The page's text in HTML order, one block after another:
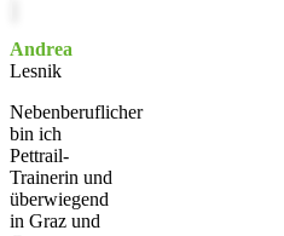
Andrea
Lesnik
Nebenberuflicher
bin ich
Pettrail-
Trainerin und
überwiegend
in Graz und